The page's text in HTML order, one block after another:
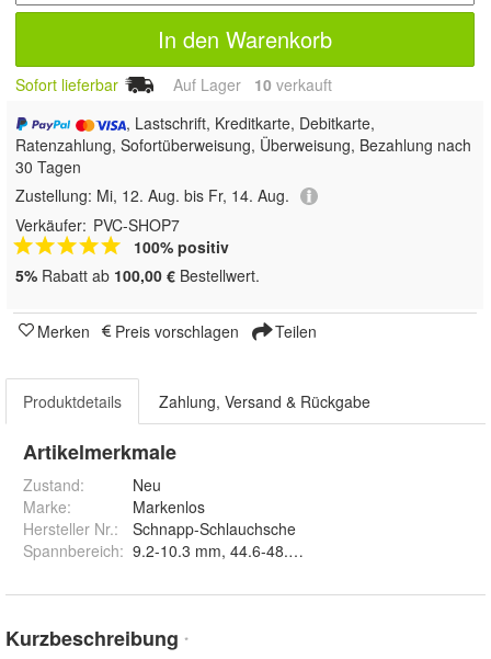
In den Warenkorb
Sofort lieferbar Auf Lager 10 verkauft
, Lastschrift, Kreditkarte, Debitkarte,
Ratenzahlung, Sofortüberweisung, Überweisung, Bezahlung nach
30 Tagen
Zustellung: Mi, 12. Aug. bis Fr, 14. Aug.
Verkäufer: PVC-SHOP7
100% positiv
5% Rabatt ab 100,00 € Bestellwert.
Merken Preis vorschlagen Teilen
Produktdetails Zahlung, Versand & Rückgabe
Artikelmerkmale
Zustand:
Neu
Marke:
Markenlos
Hersteller Nr.:
Schnapp-Schlauchsche
Spannbereich: 9.2-10.3 mm, 44.6-48.0 mm, 115.0-121.0 mm,
Kurzbeschreibung *